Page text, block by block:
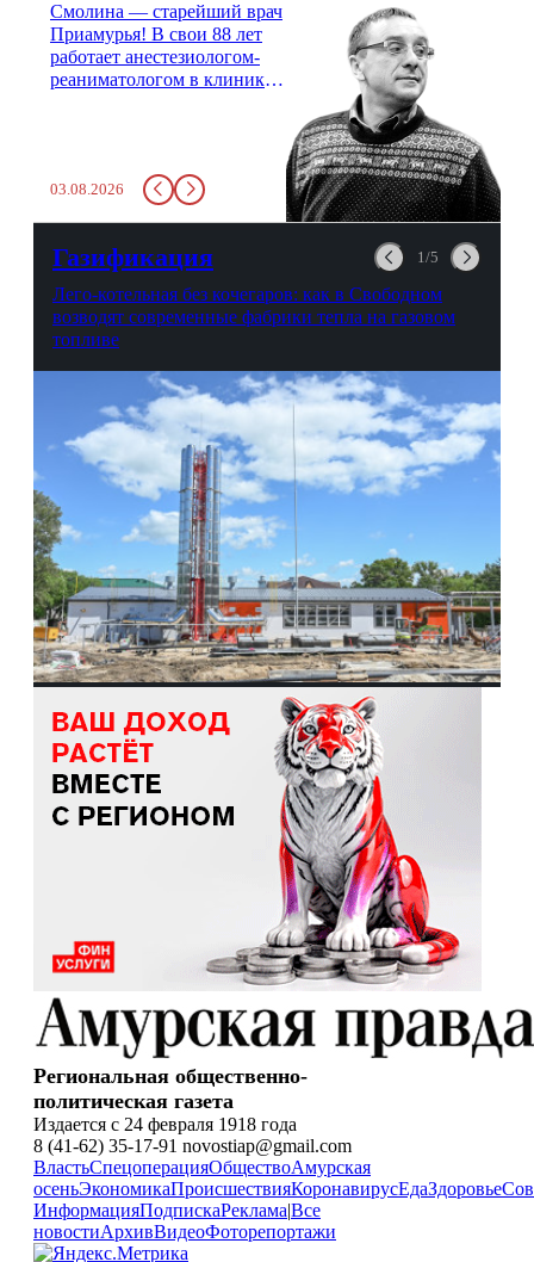
Смолина — старейший врач
Приамурья! В свои 88 лет
работает анестезиологом-
реаниматологом в клинике
стажем о жизни, смерти
душе и духе. Откровенно о
03.08.2026
Газификация 1/5
Лего-котельная без кочегаров: как в Свободном
возводят современные фабрики тепла на газовом
топливе
Региональная общественно-
политическая газета
Издается с 24 февраля 1918 года
8 (41-62) 35-17-91 novostiap@gmail.com
ВластьСпецоперацияОбществоАмурская
осеньЭкономикаПроисшествияКоронавирусЕдаЗдоровье
ИнформацияПодпискаРеклама|Все
новостиАрхивВидеоФоторепортажи